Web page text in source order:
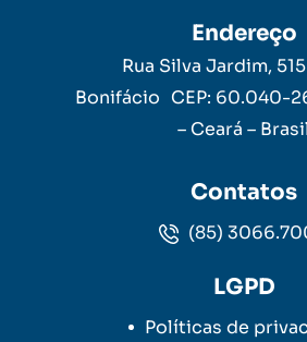
Endereço
Rua Silva Jardim,
Bonifácio CEP: 60.040-
– Ceará –
Contatos
(85)
LGPD
Políticas de